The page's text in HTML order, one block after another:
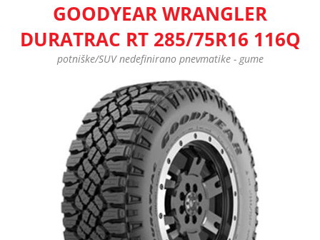
GOODYEAR WRANGLER
DURATRAC RT 285/75R16 116Q
potniške/SUV nedefinirano pnevmatike - gume